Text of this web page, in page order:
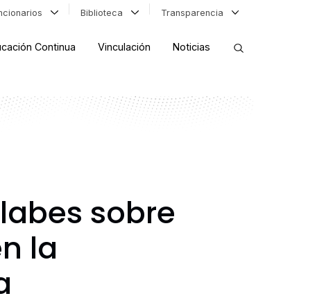
Biblioteca Transparencia
Continua Vinculación Noticias
sobre
la